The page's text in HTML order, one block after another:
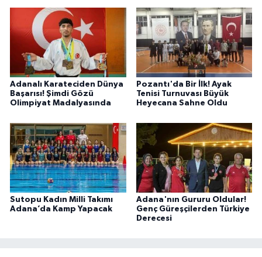
Adanalı Karateciden Dünya
Başarısı! Şimdi Gözü
Olimpiyat Madalyasında
Pozantı'da Bir İlk! Ayak
Tenisi Turnuvası Büyük
Heyecana Sahne Oldu
Sutopu Kadın Milli Takımı
Adana’da Kamp Yapacak
Adana'nın Gururu Oldular!
Genç Güreşçilerden Türkiye
Derecesi